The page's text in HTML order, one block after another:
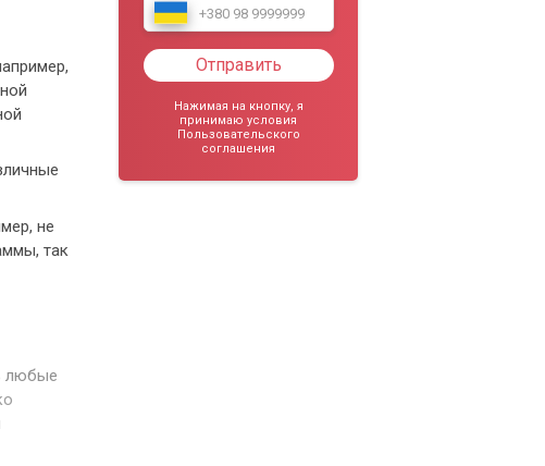
не
так
любые
Отправить
Нажимая на кнопку, я
принимаю условия
Пользовательского
соглашения